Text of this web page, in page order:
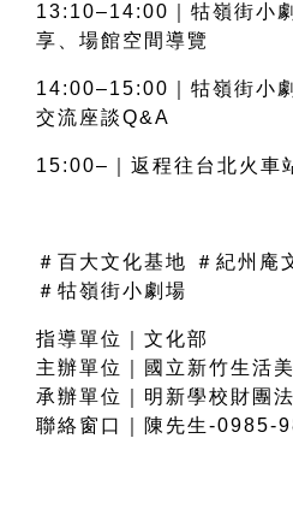
13:10–14:00｜牯嶺街小
享、場館空間導覽
14:00–15:00｜牯嶺街小
交流座談Q&A
15:00–｜返程往台北火車
＃百大文化基地 ＃紀州庵
＃牯嶺街小劇場
指導單位｜文化部
主辦單位｜國立新竹生活
承辦單位｜明新學校財團
聯絡窗口｜陳先生-0985-